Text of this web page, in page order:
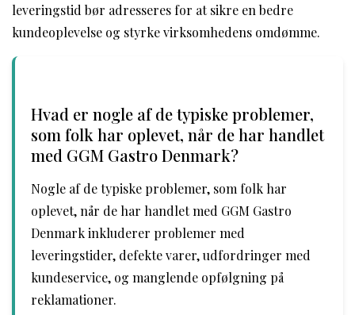
leveringstid bør adresseres for at sikre en bedre
kundeoplevelse og styrke virksomhedens omdømme.
Hvad er nogle af de typiske problemer,
som folk har oplevet, når de har handlet
med GGM Gastro Denmark?
Nogle af de typiske problemer, som folk har
oplevet, når de har handlet med GGM Gastro
Denmark inkluderer problemer med
leveringstider, defekte varer, udfordringer med
kundeservice, og manglende opfølgning på
reklamationer.